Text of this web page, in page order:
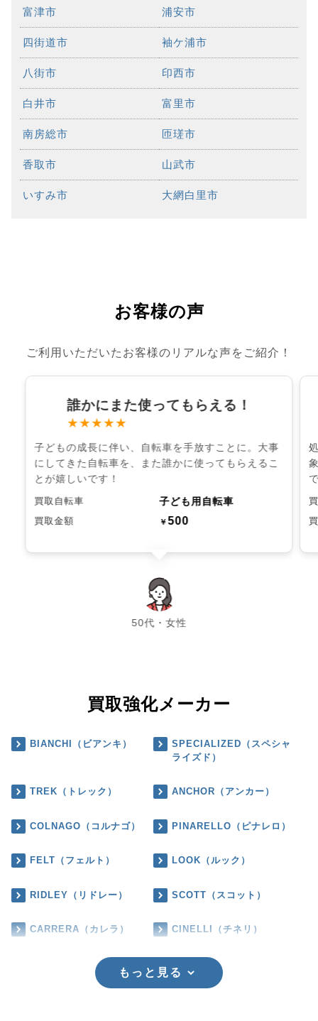
富津市 浦安市
四街道市 袖ケ浦市
八街市 印西市
白井市 富里市
南房総市 匝瑳市
香取市 山武市
いすみ市 大網白里市
お客様の声
ご利用いただいたお客様のリアルな声をご紹介！
誰かにまた使ってもらえる！
★★★★★
子どもの成長に伴い、自転車を手放すことに。大事
にしてきた自転車を、また誰かに使ってもらえるこ
とが嬉しいです！
買取自転車 子ども用自転車
買取金額 ￥500
50代・女性
chevron_left chevron_right
買取強化メーカー
BIANCHI（ビアンキ）
SPECIALIZED（スペシャ
ライズド）
TREK（トレック） ANCHOR（アンカー）
COLNAGO（コルナゴ） PINARELLO（ピナレロ）
FELT（フェルト） LOOK（ルック）
RIDLEY（リドレー） SCOTT（スコット）
CARRERA（カレラ） CINELLI（チネリ）
もっと見る